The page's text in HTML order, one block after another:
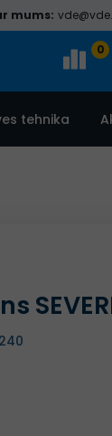
mums:
0
tehnika